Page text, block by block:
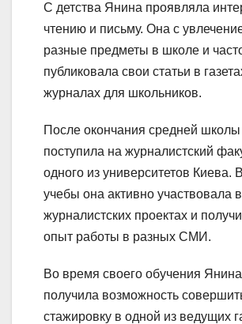
С детства Янина проявляла
чтению и письму. Она с
разные предметы в школе и
публиковала свои статьи в
журналах для школьников.
После окончания средней
поступила на журналистский
одного из университетов Киева.
учебы она активно участвовала в
журналистских проектах и
опыт работы в разных СМИ.
Во время своего обучения
получила возможность
стажировку в одной из ведущих